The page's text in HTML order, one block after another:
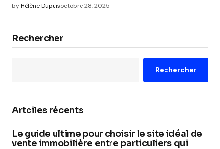
byHélène Dupuisoctobre 28, 2025
Rechercher
Rechercher
Artciles récents
Le guide ultime pour choisir le site idéal de
vente immobilière entre particuliers qui